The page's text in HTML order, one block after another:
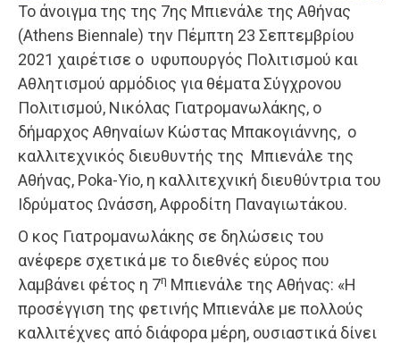
Το άνοιγμα της της 7ης Μπιενάλε της Αθήνας
(Athens Biennale) την Πέμπτη 23 Σεπτεμβρίου
2021 χαιρέτισε ο υφυπουργός Πολιτισμού και
Αθλητισμού αρμόδιος για θέματα Σύγχρονου
Πολιτισμού, Νικόλας Γιατρομανωλάκης, ο
δήμαρχος Αθηναίων Κώστας Μπακογιάννης, ο
καλλιτεχνικός διευθυντής της Μπιενάλε της
Αθήνας, Poka-Yio, η καλλιτεχνική διευθύντρια του
Ιδρύματος Ωνάσση, Αφροδίτη Παναγιωτάκου.
Ο κος Γιατρομανωλάκης σε δηλώσεις του
ανέφερε σχετικά με το διεθνές εύρος που
λαμβάνει φέτος η 7η Μπιενάλε της Αθήνας: «Η
προσέγγιση της φετινής Μπιενάλε με πολλούς
καλλιτέχνες από διάφορα μέρη, ουσιαστικά δίνει